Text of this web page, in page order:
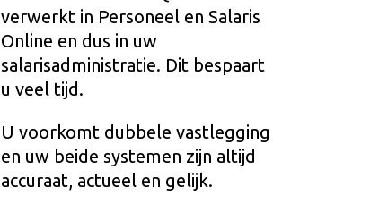
verwerkt in Personeel en Salaris
Online en dus in uw
salarisadministratie. Dit bespaart
u veel tijd.
U voorkomt dubbele vastlegging
en uw beide systemen zijn altijd
accuraat, actueel en gelijk.